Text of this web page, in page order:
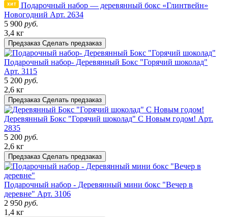
Подарочный набор — деревянный бокс «Глинтвейн»
Новогодний Арт. 2634
5 900 руб.
3,4 кг
Предзаказ Сделать предзаказ
Подарочный набор- Деревянный Бокс "Горячий шоколад"
Арт. 3115
5 200 руб.
2,6 кг
Предзаказ Сделать предзаказ
Деревянный Бокс "Горячий шоколад" С Новым годом! Арт.
2835
5 200 руб.
2,6 кг
Предзаказ Сделать предзаказ
Подарочный набор - Деревянный мини бокс "Вечер в
деревне" Арт. 3106
2 950 руб.
1,4 кг